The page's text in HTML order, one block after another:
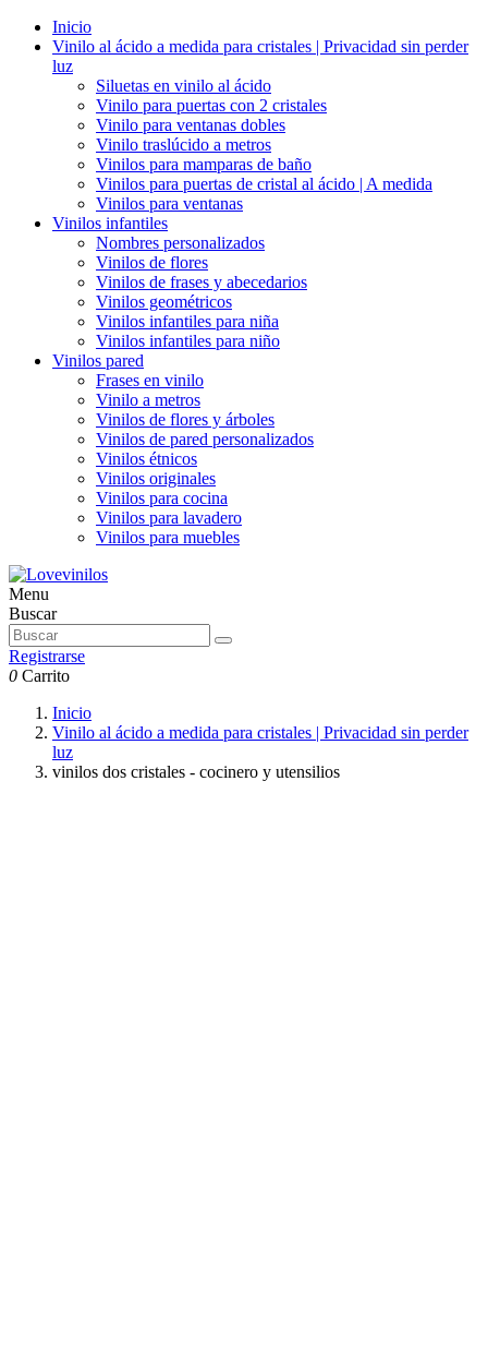
Inicio
Vinilo al ácido a medida para cristales | Privacidad sin perder
luz
Siluetas en vinilo al ácido
Vinilo para puertas con 2 cristales
Vinilo para ventanas dobles
Vinilo traslúcido a metros
Vinilos para mamparas de baño
Vinilos para puertas de cristal al ácido | A medida
Vinilos para ventanas
Vinilos infantiles
Nombres personalizados
Vinilos de flores
Vinilos de frases y abecedarios
Vinilos geométricos
Vinilos infantiles para niña
Vinilos infantiles para niño
Vinilos pared
Frases en vinilo
Vinilo a metros
Vinilos de flores y árboles
Vinilos de pared personalizados
Vinilos étnicos
Vinilos originales
Vinilos para cocina
Vinilos para lavadero
Vinilos para muebles
Menu
Buscar
Registrarse
0 Carrito
Inicio
Vinilo al ácido a medida para cristales | Privacidad sin perder
luz
vinilos dos cristales - cocinero y utensilios